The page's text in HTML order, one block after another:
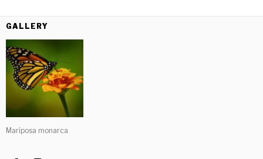
GALLERY
Mariposa monarca